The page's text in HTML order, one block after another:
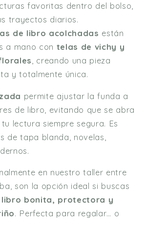
favoritas dentro del bolso,
trayectos diarios.
de libro acolchadas están
a mano con telas de vichy y
, creando una pieza
y totalmente única.
permite ajustar la funda a
de libro, evitando que se abra
lectura siempre segura. Es
de tapa blanda, novelas,
en nuestro taller entre
son la opción ideal si buscas
libro bonita, protectora y
. Perfecta para regalar… o